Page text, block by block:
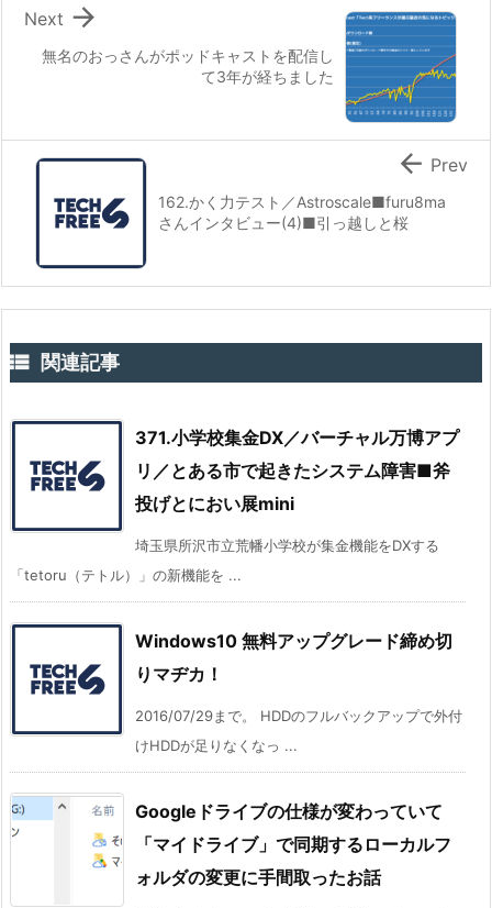
無名のおっさんがポッドキャストを配信し
て3年が経ちました

Next
162.かく力テスト／Astroscale■furu8ma
さんインタビュー(4)■引っ越しと桜
 Prev
 関連記事
371.小学校集金DX／バーチャル万博アプ
リ／とある市で起きたシステム障害■斧
投げとにおい展mini
埼玉県所沢市立荒幡小学校が集金機能をDXする
「tetoru（テトル）」の新機能を ...
Windows10 無料アップグレード締め切
りマヂカ！
2016/07/29まで。 HDDのフルバックアップで外付
けHDDが足りなくなっ ...
Googleドライブの仕様が変わっていて
「マイドライブ」で同期するローカルフ
ォルダの変更に手間取ったお話